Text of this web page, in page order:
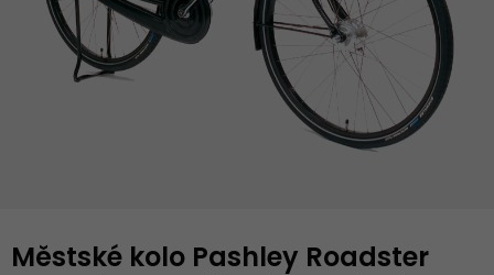
Městské kolo Pashley Roadster